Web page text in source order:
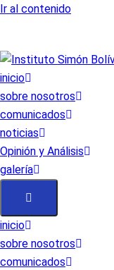
Ir al contenido
inicio
sobre nosotros
comunicados
noticias
Opinión y Análisis
galería
inicio
sobre nosotros
comunicados